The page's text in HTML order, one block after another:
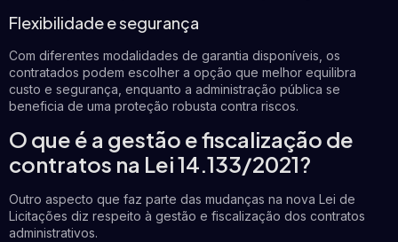
Flexibilidade e segurança
Com diferentes modalidades de garantia disponíveis, os
contratados podem escolher a opção que melhor equilibra
custo e segurança, enquanto a administração pública se
beneficia de uma proteção robusta contra riscos.
O que é a gestão e fiscalização de
contratos na Lei 14.133/2021?
Outro aspecto que faz parte das mudanças na nova Lei de
Licitações diz respeito à gestão e fiscalização dos contratos
administrativos.